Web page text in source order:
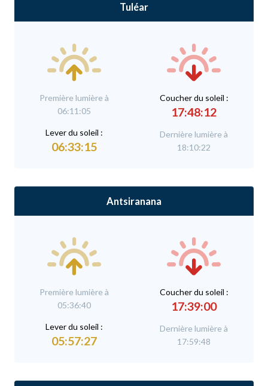
Tuléar
Première lumière à
06:11:05
Lever du soleil :
06:33:15
Coucher du soleil :
17:48:12
Dernière lumière à
18:10:22
Antsiranana
Première lumière à
05:36:40
Lever du soleil :
05:57:27
Coucher du soleil :
17:39:00
Dernière lumière à
17:59:48